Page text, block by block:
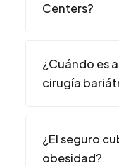
Centers?
¿Cuándo es
cirugía
¿El seguro
obesidad?